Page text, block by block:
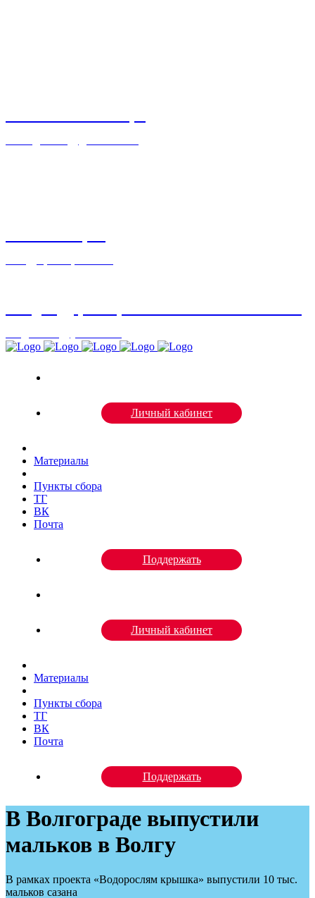
Личный кабинет
Материалы
Пункты сбора
ТГ
ВК
Почта
Поддержать
Личный кабинет
Материалы
Пункты сбора
ТГ
ВК
Почта
Поддержать
В Волгограде выпустили
мальков в Волгу
В рамках проекта «Водорослям крышка» выпустили 10 тыс.
мальков сазана